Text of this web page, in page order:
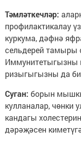
Тәмләткечләр:
профилактикалау
куркума, дәфнә
сельдерей тамыры
ризыгыгызны да
Суган: борын
кулланалар, чөнки
кандагы
дәрәҗәсен